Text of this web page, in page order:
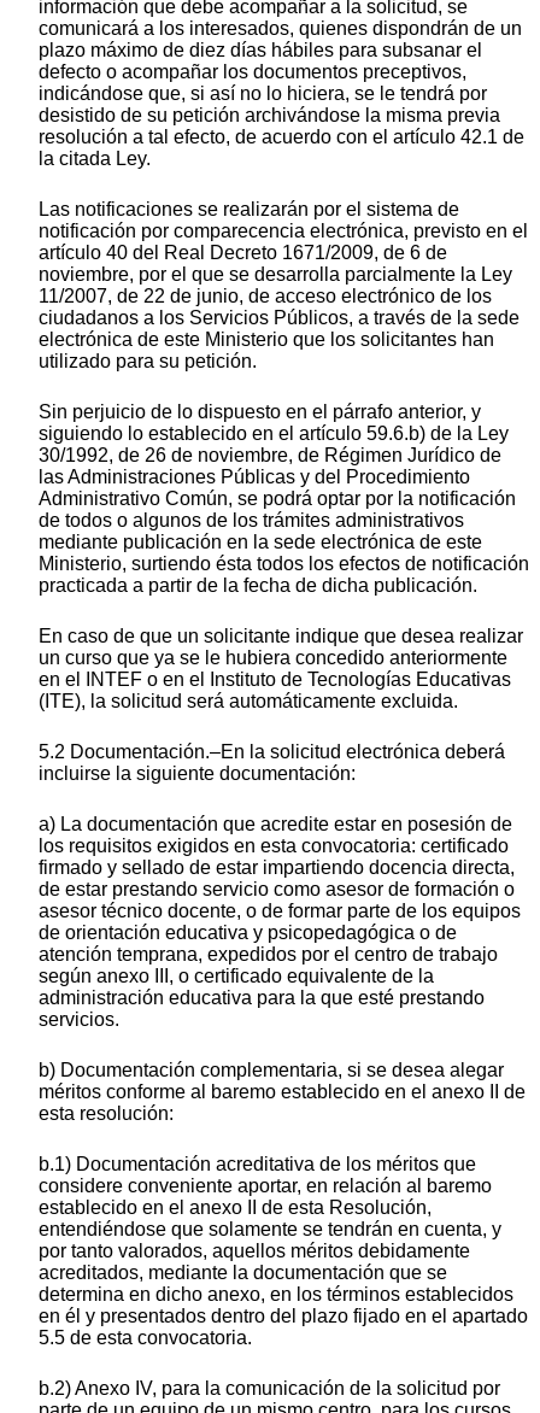
información que debe acompañar a la solicitud, se
comunicará a los interesados, quienes dispondrán de un
plazo máximo de diez días hábiles para subsanar el
defecto o acompañar los documentos preceptivos,
indicándose que, si así no lo hiciera, se le tendrá por
desistido de su petición archivándose la misma previa
resolución a tal efecto, de acuerdo con el artículo 42.1 de
la citada Ley.
Las notificaciones se realizarán por el sistema de
notificación por comparecencia electrónica, previsto en el
artículo 40 del Real Decreto 1671/2009, de 6 de
noviembre, por el que se desarrolla parcialmente la Ley
11/2007, de 22 de junio, de acceso electrónico de los
ciudadanos a los Servicios Públicos, a través de la sede
electrónica de este Ministerio que los solicitantes han
utilizado para su petición.
Sin perjuicio de lo dispuesto en el párrafo anterior, y
siguiendo lo establecido en el artículo 59.6.b) de la Ley
30/1992, de 26 de noviembre, de Régimen Jurídico de
las Administraciones Públicas y del Procedimiento
Administrativo Común, se podrá optar por la notificación
de todos o algunos de los trámites administrativos
mediante publicación en la sede electrónica de este
Ministerio, surtiendo ésta todos los efectos de notificación
practicada a partir de la fecha de dicha publicación.
En caso de que un solicitante indique que desea realizar
un curso que ya se le hubiera concedido anteriormente
en el INTEF o en el Instituto de Tecnologías Educativas
(ITE), la solicitud será automáticamente excluida.
5.2 Documentación.–En la solicitud electrónica deberá
incluirse la siguiente documentación:
a) La documentación que acredite estar en posesión de
los requisitos exigidos en esta convocatoria: certificado
firmado y sellado de estar impartiendo docencia directa,
de estar prestando servicio como asesor de formación o
asesor técnico docente, o de formar parte de los equipos
de orientación educativa y psicopedagógica o de
atención temprana, expedidos por el centro de trabajo
según anexo III, o certificado equivalente de la
administración educativa para la que esté prestando
servicios.
b) Documentación complementaria, si se desea alegar
méritos conforme al baremo establecido en el anexo II de
esta resolución:
b.1) Documentación acreditativa de los méritos que
considere conveniente aportar, en relación al baremo
establecido en el anexo II de esta Resolución,
entendiéndose que solamente se tendrán en cuenta, y
por tanto valorados, aquellos méritos debidamente
acreditados, mediante la documentación que se
determina en dicho anexo, en los términos establecidos
en él y presentados dentro del plazo fijado en el apartado
5.5 de esta convocatoria.
b.2) Anexo IV, para la comunicación de la solicitud por